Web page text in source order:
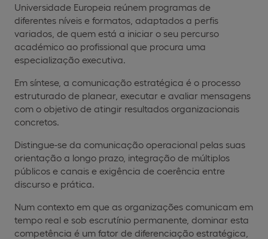
Universidade Europeia reúnem programas de
diferentes níveis e formatos, adaptados a perfis
variados, de quem está a iniciar o seu percurso
académico ao profissional que procura uma
especialização executiva.
Em síntese, a comunicação estratégica é o processo
estruturado de planear, executar e avaliar mensagens
com o objetivo de atingir resultados organizacionais
concretos.
Distingue-se da comunicação operacional pelas suas
orientação a longo prazo, integração de múltiplos
públicos e canais e exigência de coerência entre
discurso e prática.
Num contexto em que as organizações comunicam em
tempo real e sob escrutínio permanente, dominar esta
competência é um fator de diferenciação estratégica,